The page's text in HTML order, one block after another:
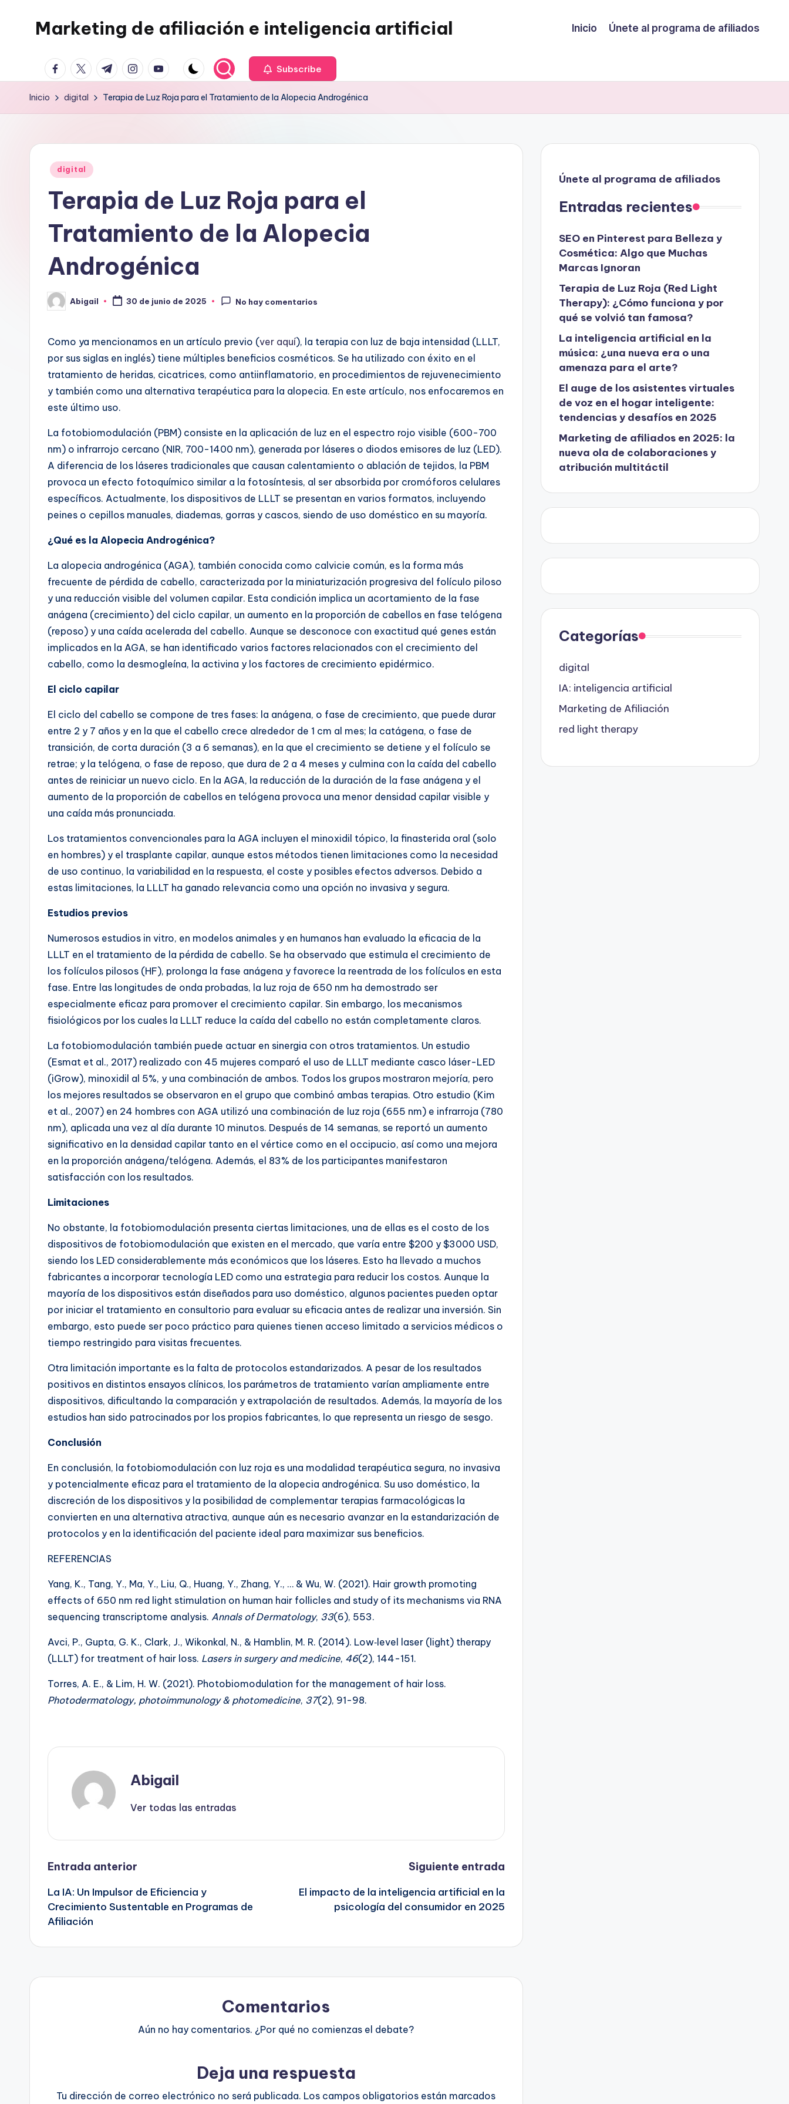
contenido
Marketing de afiliación e inteligencia artificial Inicio Únete al programa de afiliados
facebook.com
twitter.com
t.me instagram.com
youtube.com Subscribe
Inicio digital Terapia de Luz Roja para el Tratamiento de la Alopecia Androgénica
Publicado
digital
Terapia de Luz Roja para el
Tratamiento de la Alopecia
Androgénica
Publicado
por
Abigail 30 de junio de 2025 No hay comentarios
Como ya mencionamos en un artículo previo (ver aquí), la terapia con luz de baja intensidad (LLLT,
por sus siglas en inglés) tiene múltiples beneficios cosméticos. Se ha utilizado con éxito en el
tratamiento de heridas, cicatrices, como antiinflamatorio, en procedimientos de rejuvenecimiento
y también como una alternativa terapéutica para la alopecia. En este artículo, nos enfocaremos en
este último uso.
La fotobiomodulación (PBM) consiste en la aplicación de luz en el espectro rojo visible (600-700
nm) o infrarrojo cercano (NIR, 700-1400 nm), generada por láseres o diodos emisores de luz (LED).
A diferencia de los láseres tradicionales que causan calentamiento o ablación de tejidos, la PBM
provoca un efecto fotoquímico similar a la fotosíntesis, al ser absorbida por cromóforos celulares
específicos. Actualmente, los dispositivos de LLLT se presentan en varios formatos, incluyendo
peines o cepillos manuales, diademas, gorras y cascos, siendo de uso doméstico en su mayoría.
¿Qué es la Alopecia Androgénica?
La alopecia androgénica (AGA), también conocida como calvicie común, es la forma más
frecuente de pérdida de cabello, caracterizada por la miniaturización progresiva del folículo piloso
y una reducción visible del volumen capilar. Esta condición implica un acortamiento de la fase
anágena (crecimiento) del ciclo capilar, un aumento en la proporción de cabellos en fase telógena
(reposo) y una caída acelerada del cabello. Aunque se desconoce con exactitud qué genes están
implicados en la AGA, se han identificado varios factores relacionados con el crecimiento del
cabello, como la desmogleína, la activina y los factores de crecimiento epidérmico.
El ciclo capilar
El ciclo del cabello se compone de tres fases: la anágena, o fase de crecimiento, que puede durar
entre 2 y 7 años y en la que el cabello crece alrededor de 1 cm al mes; la catágena, o fase de
transición, de corta duración (3 a 6 semanas), en la que el crecimiento se detiene y el folículo se
retrae; y la telógena, o fase de reposo, que dura de 2 a 4 meses y culmina con la caída del cabello
antes de reiniciar un nuevo ciclo. En la AGA, la reducción de la duración de la fase anágena y el
aumento de la proporción de cabellos en telógena provoca una menor densidad capilar visible y
una caída más pronunciada.
Los tratamientos convencionales para la AGA incluyen el minoxidil tópico, la finasterida oral (solo
en hombres) y el trasplante capilar, aunque estos métodos tienen limitaciones como la necesidad
de uso continuo, la variabilidad en la respuesta, el coste y posibles efectos adversos. Debido a
estas limitaciones, la LLLT ha ganado relevancia como una opción no invasiva y segura.
Estudios previos
Numerosos estudios in vitro, en modelos animales y en humanos han evaluado la eficacia de la
LLLT en el tratamiento de la pérdida de cabello. Se ha observado que estimula el crecimiento de
los folículos pilosos (HF), prolonga la fase anágena y favorece la reentrada de los folículos en esta
fase. Entre las longitudes de onda probadas, la luz roja de 650 nm ha demostrado ser
especialmente eficaz para promover el crecimiento capilar. Sin embargo, los mecanismos
fisiológicos por los cuales la LLLT reduce la caída del cabello no están completamente claros.
La fotobiomodulación también puede actuar en sinergia con otros tratamientos. Un estudio
(Esmat et al., 2017) realizado con 45 mujeres comparó el uso de LLLT mediante casco láser-LED
(iGrow), minoxidil al 5%, y una combinación de ambos. Todos los grupos mostraron mejoría, pero
los mejores resultados se observaron en el grupo que combinó ambas terapias. Otro estudio (Kim
et al., 2007) en 24 hombres con AGA utilizó una combinación de luz roja (655 nm) e infrarroja (780
nm), aplicada una vez al día durante 10 minutos. Después de 14 semanas, se reportó un aumento
significativo en la densidad capilar tanto en el vértice como en el occipucio, así como una mejora
en la proporción anágena/telógena. Además, el 83% de los participantes manifestaron
satisfacción con los resultados.
Limitaciones
No obstante, la fotobiomodulación presenta ciertas limitaciones, una de ellas es el costo de los
dispositivos de fotobiomodulación que existen en el mercado, que varía entre $200 y $3000 USD,
siendo los LED considerablemente más económicos que los láseres. Esto ha llevado a muchos
fabricantes a incorporar tecnología LED como una estrategia para reducir los costos. Aunque la
mayoría de los dispositivos están diseñados para uso doméstico, algunos pacientes pueden optar
por iniciar el tratamiento en consultorio para evaluar su eficacia antes de realizar una inversión. Sin
embargo, esto puede ser poco práctico para quienes tienen acceso limitado a servicios médicos o
tiempo restringido para visitas frecuentes.
Otra limitación importante es la falta de protocolos estandarizados. A pesar de los resultados
positivos en distintos ensayos clínicos, los parámetros de tratamiento varían ampliamente entre
dispositivos, dificultando la comparación y extrapolación de resultados. Además, la mayoría de los
estudios han sido patrocinados por los propios fabricantes, lo que representa un riesgo de sesgo.
Conclusión
En conclusión, la fotobiomodulación con luz roja es una modalidad terapéutica segura, no invasiva
y potencialmente eficaz para el tratamiento de la alopecia androgénica. Su uso doméstico, la
discreción de los dispositivos y la posibilidad de complementar terapias farmacológicas la
convierten en una alternativa atractiva, aunque aún es necesario avanzar en la estandarización de
protocolos y en la identificación del paciente ideal para maximizar sus beneficios.
REFERENCIAS
Yang, K., Tang, Y., Ma, Y., Liu, Q., Huang, Y., Zhang, Y., … & Wu, W. (2021). Hair growth promoting
effects of 650 nm red light stimulation on human hair follicles and study of its mechanisms via RNA
sequencing transcriptome analysis. Annals of Dermatology, 33(6), 553.
Avci, P., Gupta, G. K., Clark, J., Wikonkal, N., & Hamblin, M. R. (2014). Low‐level laser (light) therapy
(LLLT) for treatment of hair loss. Lasers in surgery and medicine, 46(2), 144-151.
Torres, A. E., & Lim, H. W. (2021). Photobiomodulation for the management of hair loss.
Photodermatology, photoimmunology & photomedicine, 37(2), 91-98.
Abigail
Ver todas las entradas
Navegación
de
entradas
Entrada anterior
La IA: Un Impulsor de Eficiencia y
Crecimiento Sustentable en Programas de
Afiliación
Siguiente entrada
El impacto de la inteligencia artificial en la
psicología del consumidor en 2025
Comentarios
Aún no hay comentarios. ¿Por qué no comienzas el debate?
Deja una respuesta
Tu dirección de correo electrónico no será publicada. Los campos obligatorios están marcados
Únete al programa de afiliados
Entradas recientes
SEO en Pinterest para Belleza y
Cosmética: Algo que Muchas
Marcas Ignoran
Terapia de Luz Roja (Red Light
Therapy): ¿Cómo funciona y por
qué se volvió tan famosa?
La inteligencia artificial en la
música: ¿una nueva era o una
amenaza para el arte?
El auge de los asistentes virtuales
de voz en el hogar inteligente:
tendencias y desafíos en 2025
Marketing de afiliados en 2025: la
nueva ola de colaboraciones y
atribución multitáctil
Categorías
digital
IA: inteligencia artificial
Marketing de Afiliación
red light therapy